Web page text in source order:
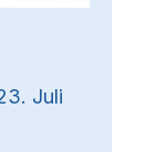
Juli